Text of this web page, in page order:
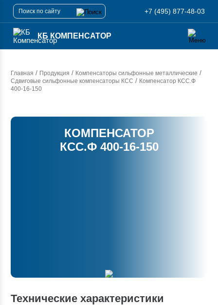
+7 (495) 877-48-03
КБ КОМПЕНСАТОР
Главная / Продукция / Компенсаторы сильфонные металлические /
Сдвиговые сильфонные компенсаторы КСС / Компенсатор КСС.Ф
400-16-150
КОМПЕНСАТОР
КСС.Ф 400-16-150
Технические характеристики